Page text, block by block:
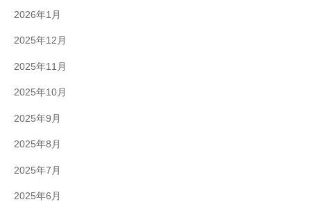
2026年1月
2025年12月
2025年11月
2025年10月
2025年9月
2025年8月
2025年7月
2025年6月